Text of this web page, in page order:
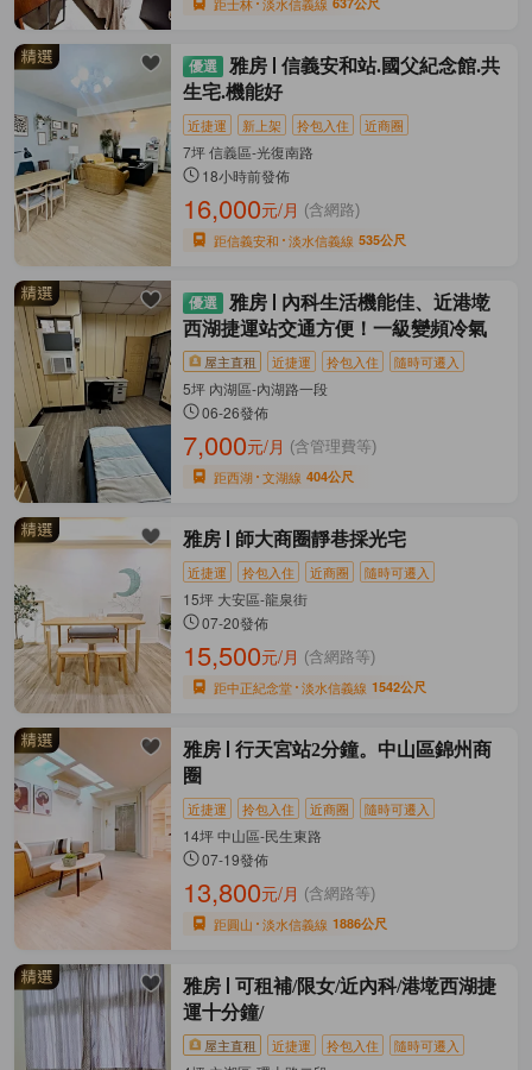
雅房
信義安和站.國父紀念館.共
生宅.機能好
近捷運 新上架 拎包入住 近商圈
7坪 信義區-光復南路
18小時前發佈
16,000元/月 (含網路)
距信義安和 淡水信義線 535公尺
雅房
內科生活機能佳、近港墘
西湖捷運站交通方便！一級變頻冷氣
屋主直租 近捷運 拎包入住 隨時可遷入
5坪 內湖區-內湖路一段
06-26發佈
7,000元/月 (含管理費等)
距西湖 文湖線 404公尺
雅房 師大商圈靜巷採光宅
近捷運 拎包入住 近商圈 隨時可遷入
15坪 大安區-龍泉街
07-20發佈
15,500元/月 (含網路等)
距中正紀念堂 淡水信義線 1542公尺
雅房
行天宮站2分鐘。中山區錦州商
圈
近捷運 拎包入住 近商圈 隨時可遷入
14坪 中山區-民生東路
07-19發佈
13,800元/月 (含網路等)
距圓山 淡水信義線 1886公尺
雅房
可租補/限女/近內科/港墘西湖捷
運十分鐘/
屋主直租 近捷運 拎包入住 隨時可遷入